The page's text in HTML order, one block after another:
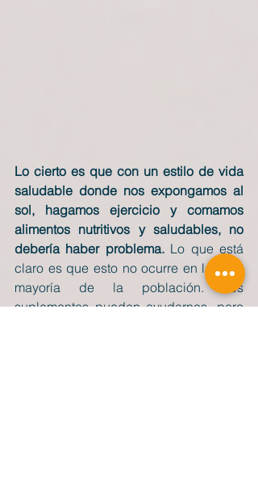
Lo cierto es que con un estilo de vida
saludable donde nos expongamos al
sol, hagamos ejercicio y comamos
alimentos nutritivos y saludables, no
debería haber problema. Lo que está
claro es que esto no ocurre en la gran
mayoría de la población. Los
suplementos pueden ayudarnos, pero